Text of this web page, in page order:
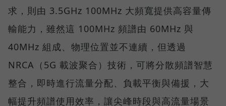
求，則由 3.5GHz 100MHz 大頻寬提供高容量傳
輸能力，雖然這 100MHz 頻譜由 60MHz 與
40MHz 組成、物理位置並不連續，但透過
NRCA（5G 載波聚合）技術，可將分散頻譜智慧
整合，即時進行流量分配、負載平衡與備援，大
幅提升頻譜使用效率，讓尖峰時段與高流量場景